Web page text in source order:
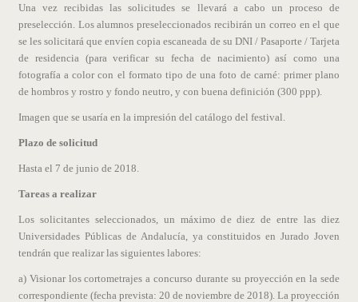
Una vez recibidas las solicitudes se llevará a cabo un proceso de
preselección. Los alumnos preseleccionados recibirán un correo en el que
se les solicitará que envíen copia escaneada de su DNI / Pasaporte / Tarjeta
de residencia (para verificar su fecha de nacimiento) así como una
fotografía a color con el formato tipo de una foto de carné: primer plano
de hombros y rostro y fondo neutro, y con buena definición (300 ppp).
Imagen que se usaría en la impresión del catálogo del festival.
Plazo de solicitud
Hasta el 7 de junio de 2018.
Tareas a realizar
Los solicitantes seleccionados, un máximo de diez de entre las diez
Universidades Públicas de Andalucía, ya constituidos en Jurado Joven
tendrán que realizar las siguientes labores:
a) Visionar los cortometrajes a concurso durante su proyección en la sede
correspondiente (fecha prevista: 20 de noviembre de 2018). La proyección